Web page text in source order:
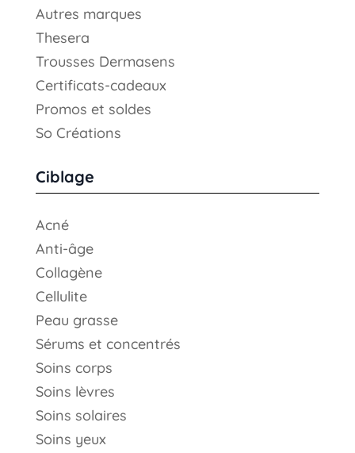
Autres marques
Thesera
Trousses Dermasens
Certificats-cadeaux
Promos et soldes
So Créations
Ciblage
Acné
Anti-âge
Collagène
Cellulite
Peau grasse
Sérums et concentrés
Soins corps
Soins lèvres
Soins solaires
Soins yeux